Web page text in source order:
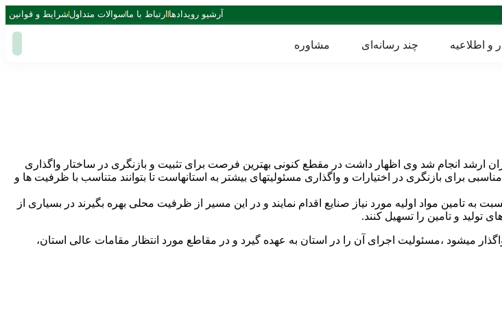
آرشیو رویدادها ارتباط با ما سوالات متداول شرایط و قوانین
و اطلاعیه چند رسانه‌ای مشاوره
انجام شد وی اظهار داشت در مقطع کنونی بهترین فرصت برای تثبیت و بازنگری در ساختار واگذاری
برای بازنگری در اختیارات و واگذاری مسئولیتهای بیشتر به استانهاست تا بتوانند متناسب با ظرفیت ها و
به تامین مواد اولیه مورد نیاز صنایع اقدام نمایند و در این مسیر از ظرفیت محلی بهره بگیرند در بسیاری از
تولید و تامین را تسهیل کنند.
میشود ،مسئولیت اجرای آن را در استان به عهده گیرد و در مقاطع مورد انتظار مقامات عالی استان،